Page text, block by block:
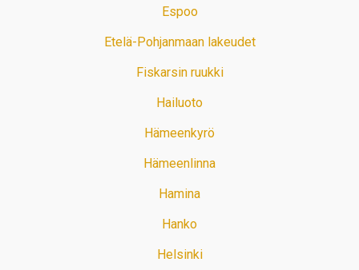
Espoo
Etelä-Pohjanmaan lakeudet
Fiskarsin ruukki
Hailuoto
Hämeenkyrö
Hämeenlinna
Hamina
Hanko
Helsinki